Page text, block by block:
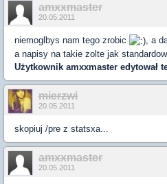
amxxmaster
20.05.2011
niemoglbys nam tego zrobic
, a
a napisy na takie zolte jak
Użytkownik amxxmaster edytował
mierzwi
20.05.2011
skopiuj /pre z statsxa...
amxxmaster
20.05.2011